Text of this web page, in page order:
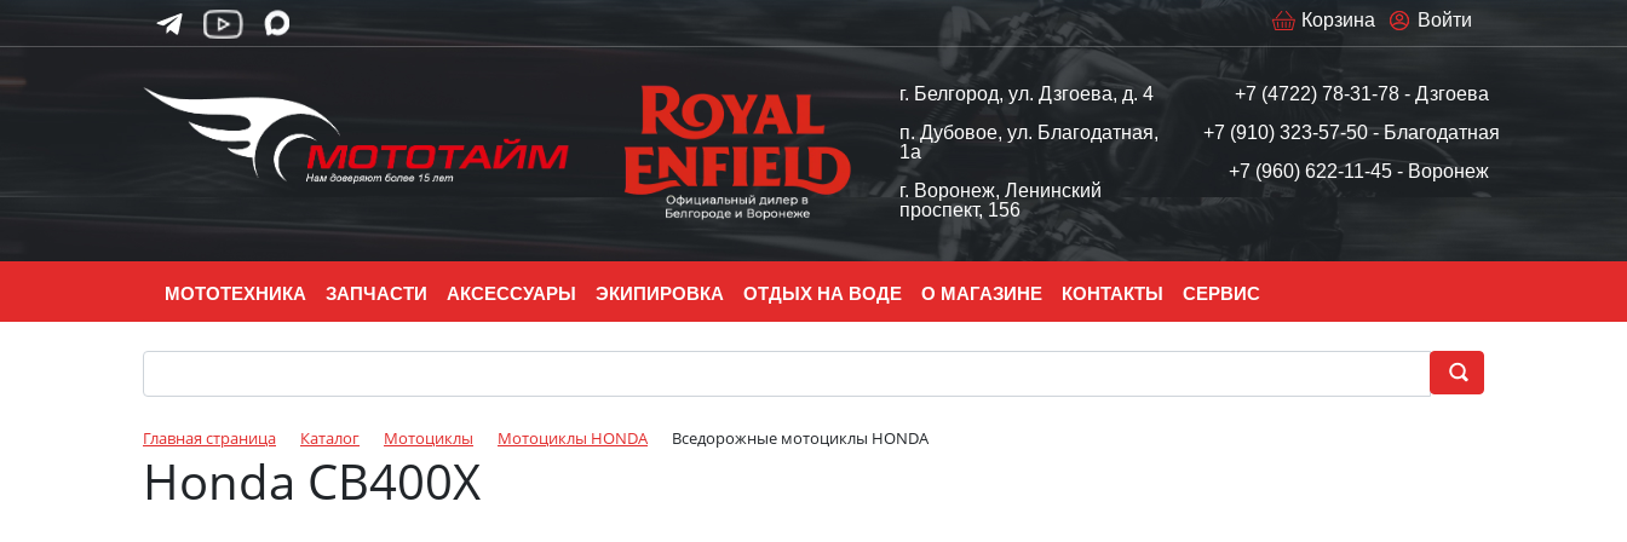
Войти
Корзина
г. Белгород, ул. Дзгоева, д. 4
п. Дубовое, ул. Благодатная,
1а
г. Воронеж, Ленинский
проспект, 156
+7 (4722) 78-31-78 - Дзгоева
+7 (910) 323-57-50 - Благодатная
+7 (960) 622-11-45 - Воронеж
МОТОТЕХНИКА ЗАПЧАСТИ АКСЕССУАРЫ ЭКИПИРОВКА ОТДЫХ НА ВОДЕ О МАГАЗИНЕ КОНТАКТЫ СЕРВИС
Главная страница Каталог Мотоциклы Мотоциклы HONDA Вседорожные мотоциклы HONDA
Honda CB400X